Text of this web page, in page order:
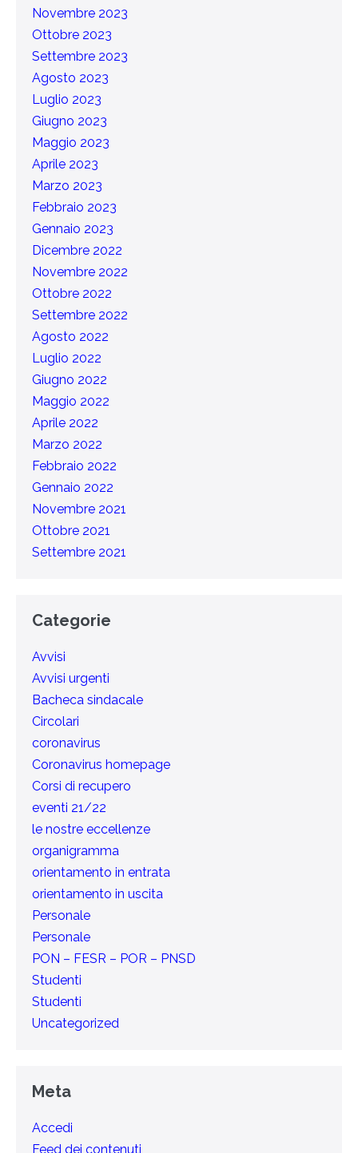
Novembre 2023
Ottobre 2023
Settembre 2023
Agosto 2023
Luglio 2023
Giugno 2023
Maggio 2023
Aprile 2023
Marzo 2023
Febbraio 2023
Gennaio 2023
Dicembre 2022
Novembre 2022
Ottobre 2022
Settembre 2022
Agosto 2022
Luglio 2022
Giugno 2022
Maggio 2022
Aprile 2022
Marzo 2022
Febbraio 2022
Gennaio 2022
Novembre 2021
Ottobre 2021
Settembre 2021
Categorie
Avvisi
Avvisi urgenti
Bacheca sindacale
Circolari
coronavirus
Coronavirus homepage
Corsi di recupero
eventi 21/22
le nostre eccellenze
organigramma
orientamento in entrata
orientamento in uscita
Personale
Personale
PON – FESR – POR – PNSD
Studenti
Studenti
Uncategorized
Meta
Accedi
Feed dei contenuti